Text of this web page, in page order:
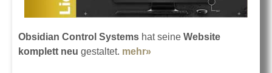
Obsidian Control Systems hat seine Website
komplett neu gestaltet. mehr»